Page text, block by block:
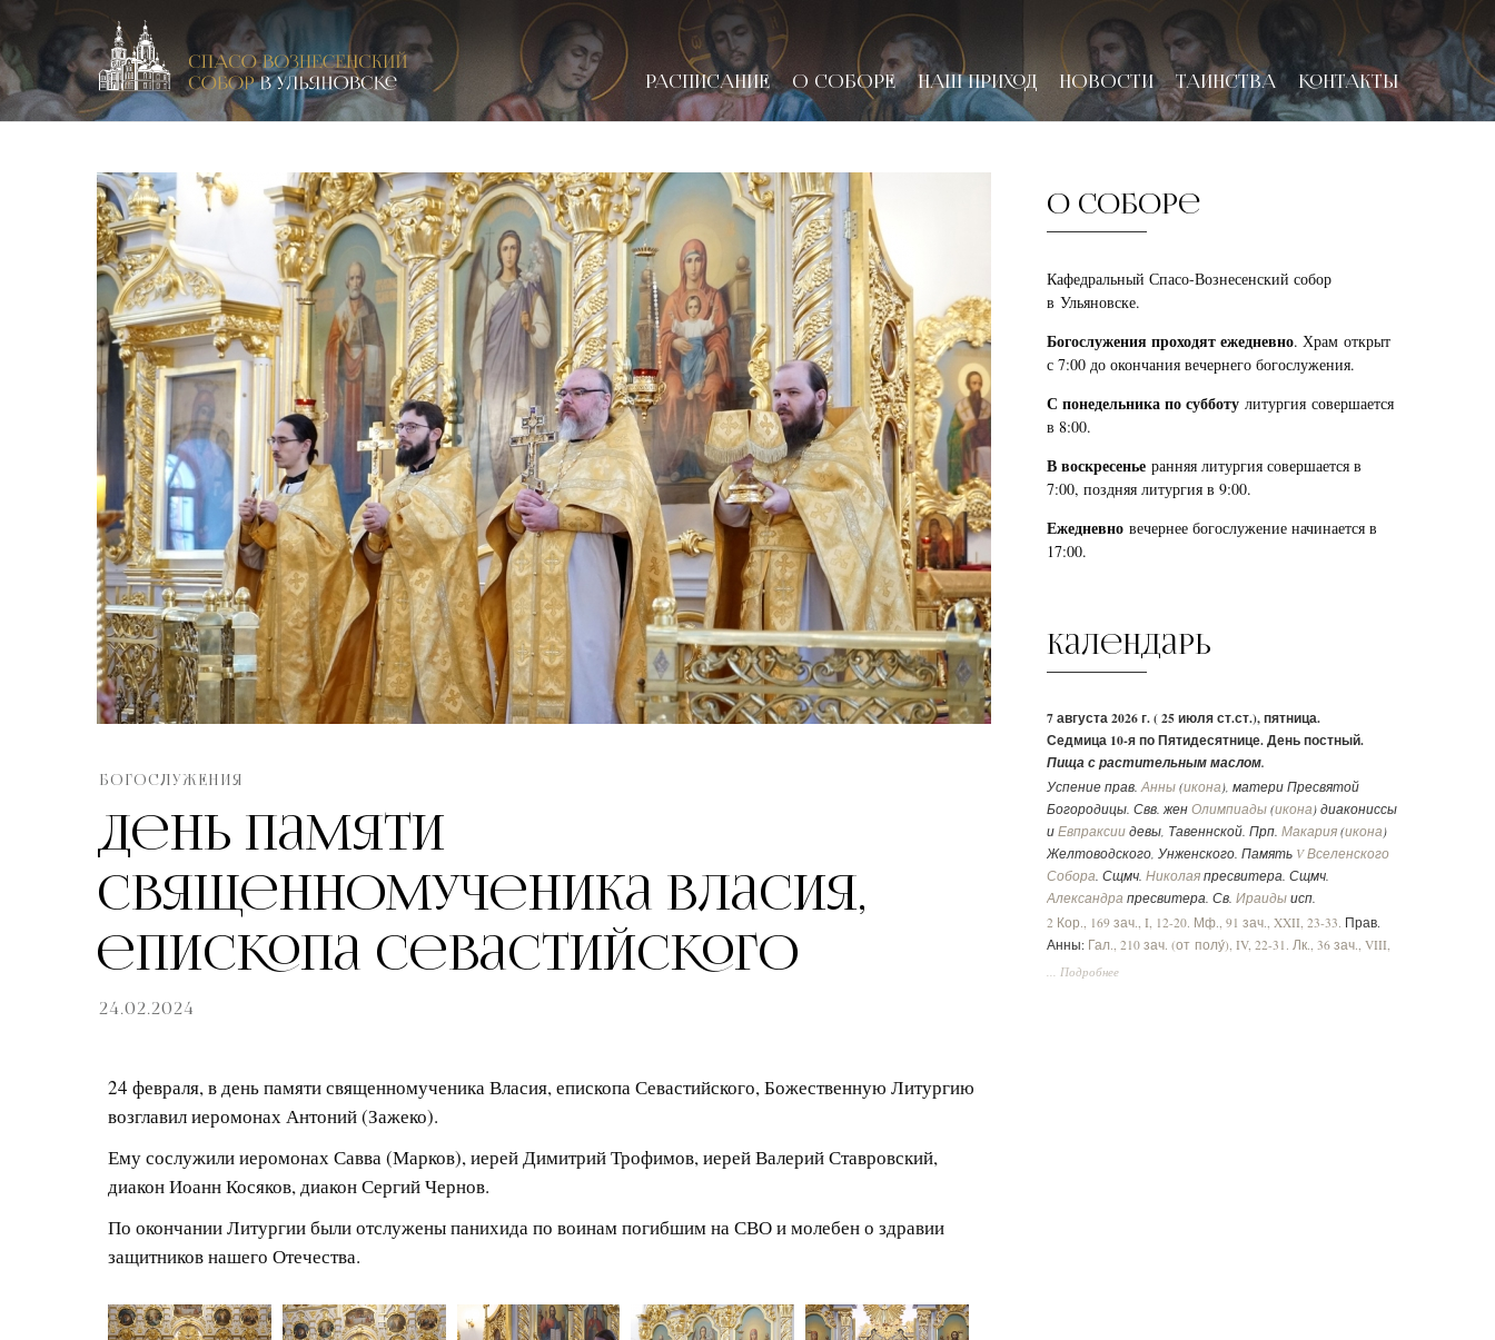
Спасо-Вознесенский кафедральный собор в Ульяновске
РАСПИСАНИЕ О СОБОРЕ НАШ ПРИХОД НОВОСТИ ТАИНСТВА КОНТАКТЫ
БОГОСЛУЖЕНИЯ
День памяти
священномученика Власия,
епископа Севастийского
24.02.2024
24 февраля, в день памяти священномученика Власия, епископа Севастийского, Божественную Литургию
возглавил иеромонах Антоний (Зажеко).
Ему сослужили иеромонах Савва (Марков), иерей Димитрий Трофимов, иерей Валерий Ставровский,
диакон Иоанн Косяков, диакон Сергий Чернов.
По окончании Литургии были отслужены панихида по воинам погибшим на СВО и молебен о здравии
защитников нашего Отечества.
О соборе
Кафедральный Спасо-Вознесенский собор
в Ульяновске.
Богослужения проходят ежедневно. Храм открыт
с 7:00 до окончания вечернего богослужения.
С понедельника по субботулитургия совершается
в 8:00.
В воскресеньеранняя литургия совершается в
7:00, поздняя литургия в 9:00.
Ежедневновечернее богослужение начинается в
17:00.
Календарь
7 августа 2026 г. ( 25 июля ст.ст.), пятница.
Седмица 10-я по Пятидесятнице. День постный.
Пища с растительным маслом.
Успение прав.Анны (икона), матери Пресвятой
Богородицы. Свв. женОлимпиады (икона) диакониссы
иЕвпраксии девы, Тавеннской. Прп.Макария (икона)
Желтоводского, Унженского. Память V Вселенского
Собора. Сщмч.Николая пресвитера. Сщмч.
Александра пресвитера. Св.Ираиды исп.
2 Кор., 169 зач., I, 12-20. Мф., 91 зач., XXII, 23-33. Прав.
Анны: Гал., 210 зач. (от полу́), IV, 22-31. Лк., 36 зач., VIII,
16-21.
... Подробнее